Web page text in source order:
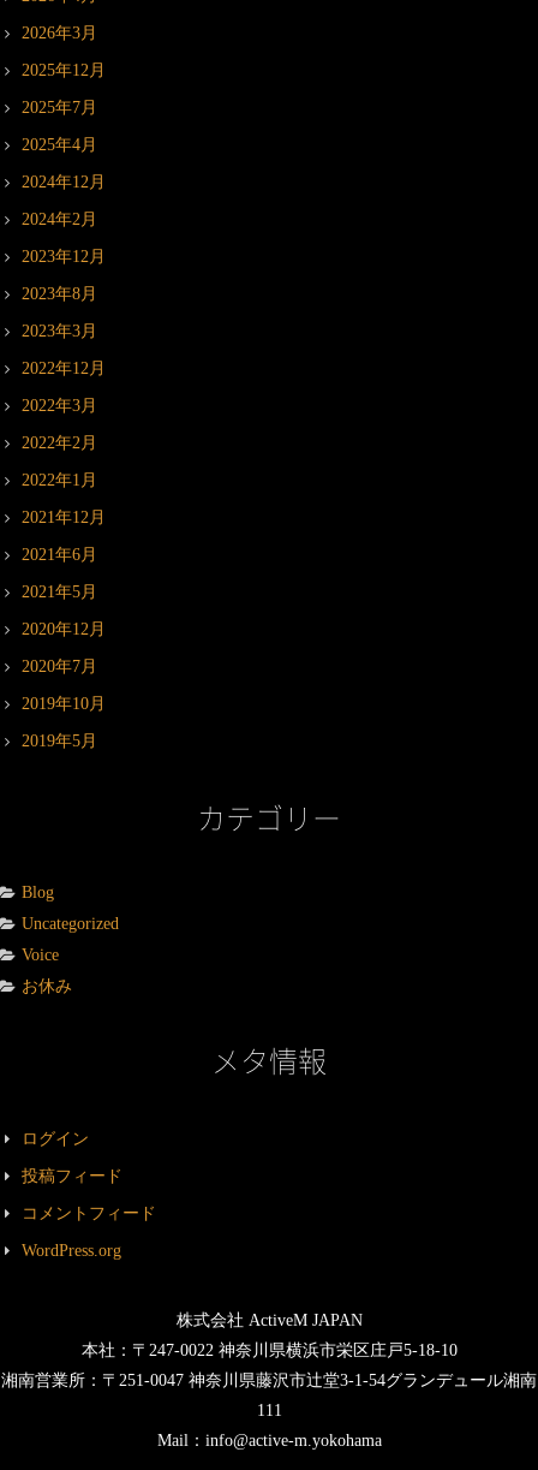
2026年3月
2025年12月
2025年7月
2025年4月
2024年12月
2024年2月
2023年12月
2023年8月
2023年3月
2022年12月
2022年3月
2022年2月
2022年1月
2021年12月
2021年6月
2021年5月
2020年12月
2020年7月
2019年10月
2019年5月
カテゴリー
Blog
Uncategorized
Voice
お休み
メタ情報
ログイン
投稿フィード
コメントフィード
WordPress.org
株式会社 ActiveM JAPAN
本社：〒247-0022 神奈川県横浜市栄区庄戸5-18-10
湘南営業所：〒251-0047 神奈川県藤沢市辻堂3-1-54グランデュール湘南
111
Mail：info@active-m.yokohama